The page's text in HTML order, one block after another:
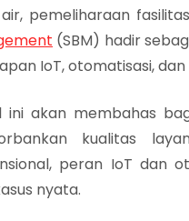
pemeliharaan
(SBM) hadir
IoT, otomatisasi, dan
ini akan membahas
kualitas
peran IoT dan
nyata.